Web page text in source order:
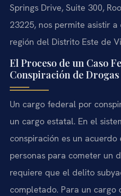
Springs Drive, Suite 300,
23225, nos permite asistir
región del Distrito Este de
El Proceso de un Caso
Conspiración de Drogas
Un cargo federal por
un cargo estatal. En el
conspiración es un acuerdo
personas para cometer un
requiere que el delito
completado. Para un cargo